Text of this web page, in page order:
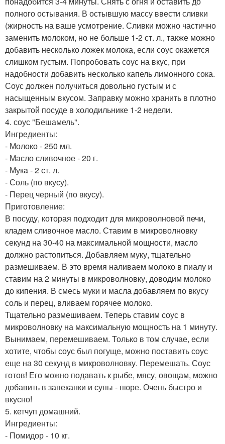
полного остывания. В остывшую массу ввести сливки
(жирность на ваше усмотрение. Сливки можно частично
заменить молоком, но не больше 1-2 ст. л., также можно
добавить несколько ложек молока, если соус окажется
слишком густым. Попробовать соус на вкус, при
надобности добавить несколько капель лимонного сока.
Соус должен получиться довольно густым и с
насыщенным вкусом. Заправку можно хранить в плотно
закрытой посуде в холодильнике 1-2 недели.
4. соус "Бешамель".
Ингредиенты:
- Молоко - 250 мл.
- Масло сливочное - 20 г.
- Мукa - 2 ст. л.
- Соль (по вкусу).
- Перец черный (по вкусу).
Приготовление:
В посуду, которая подходит для микроволновой печи,
кладем сливочное масло. Ставим в микроволновку
секунд на 30-40 на максимальной мощности, масло
должно растопиться. Добавляем муку, тщательно
размешиваем. В это время наливаем молоко в пиалу и
ставим на 2 минуты в микроволновку, доводим молоко
до кипения. В смесь муки и масла добавляем по вкусу
соль и перец, вливаем горячее молоко.
Тщательно размешиваем. Теперь ставим соус в
микроволновку на максимальную мощность на 1 минуту.
Вынимаем, перемешиваем. Только в том случае, если
хотите, чтобы соус был погуще, можно поставить соус
еще на 30 секунд в микроволновку. Перемешать. Соус
готов! Его можно подавать к рыбе, мясу, овощам, можно
добавить в запеканки и супы - пюре. Очень быстро и
вкусно!
5. кетчуп домашний.
Ингредиенты:
- Помидор - 10 кг.